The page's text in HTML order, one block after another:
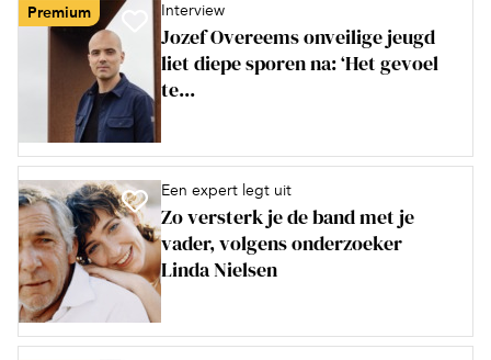
Premium Interview
Jozef Overeems onveilige jeugd
liet diepe sporen na: ‘Het gevoel
te...
Een expert legt uit
Zo versterk je de band met je
vader, volgens onderzoeker
Linda Nielsen